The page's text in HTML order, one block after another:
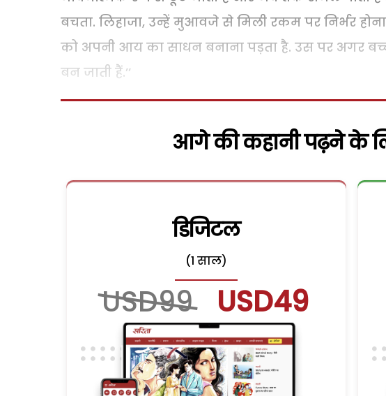
बचता. लिहाजा, उन्हें मुआवजे से मिली रकम पर निर्भर
को अपनी आय का साधन बनाना पड़ता है. उस पर अगर बच्चे
बन जाती हैं.’’
आगे की कहानी पढ़ने के
डिजिटल
(1 साल)
USD99 USD49